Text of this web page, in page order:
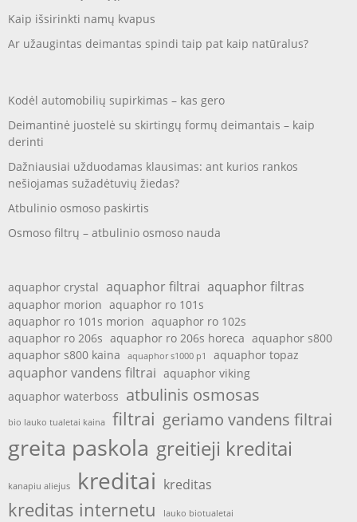
Kaip išsirinkti namų kvapus
Ar užaugintas deimantas spindi taip pat kaip natūralus?
Kodėl automobilių supirkimas – kas gero
Deimantinė juostelė su skirtingų formų deimantais – kaip
derinti
Dažniausiai užduodamas klausimas: ant kurios rankos
nešiojamas sužadėtuvių žiedas?
Atbulinio osmoso paskirtis
Osmoso filtrų – atbulinio osmoso nauda
aquaphor crystal aquaphor filtrai aquaphor filtras
aquaphor morion aquaphor ro 101s
aquaphor ro 101s morion aquaphor ro 102s
aquaphor ro 206s aquaphor ro 206s horeca aquaphor s800
aquaphor s800 kaina
aquaphor s1000 p1 aquaphor topaz
aquaphor vandens filtrai aquaphor viking
aquaphor waterboss atbulinis osmosas
bio lauko tualetai kaina filtrai geriamo vandens filtrai
greita paskola greitieji kreditai
kanapiu aliejus kreditai kreditas
kreditas internetu lauko biotualetai